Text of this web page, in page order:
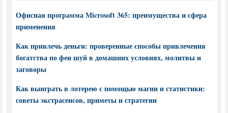
Офисная программа Microsoft 365: преимущества и сфера
применения
Как привлечь деньги: проверенные способы привлечения
богатства по фен шуй в домашних условиях, молитвы и
заговоры
Как выиграть в лотерею с помощью магии и статистики:
советы экстрасенсов, приметы и стратегии